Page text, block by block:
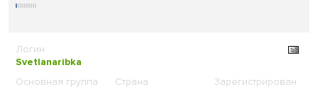
Svetlanaribka